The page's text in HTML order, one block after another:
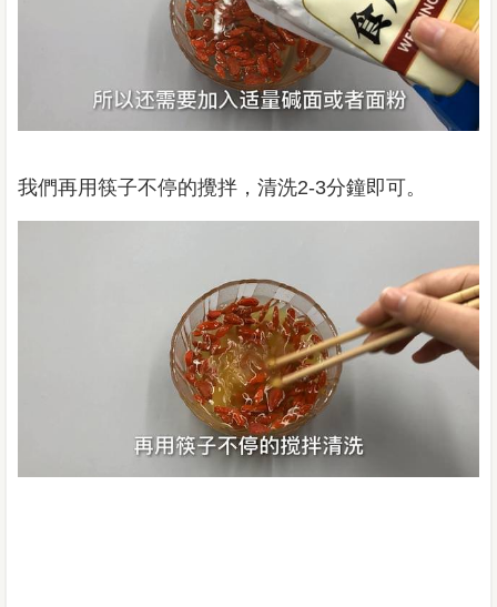
我們再用筷子不停的攪拌，清洗2-3分鐘即可。